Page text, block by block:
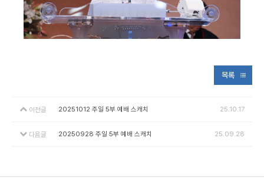
목록
이전글 20251012 주일 5부 예배 스캐치 25.10.17
다음글 20250928 주일 5부 예배 스캐치 25.09.28